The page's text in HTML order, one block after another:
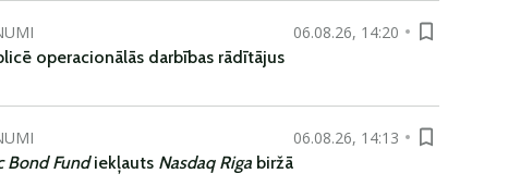
06.08.26, 14:20
operacionālās darbības rādītājus
06.08.26, 14:13
Bond Fundiekļauts Nasdaq Riga biržā